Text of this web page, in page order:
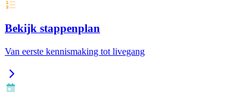
Bekijk stappenplan
Van eerste kennismaking tot livegang